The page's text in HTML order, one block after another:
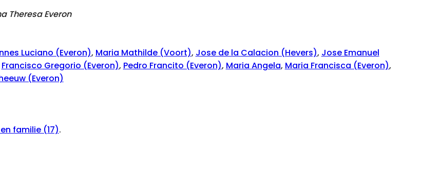
Theresa Everon
Luciano (Everon), Maria Mathilde (Voort), Jose de la Calacion (Hevers), Jose Emanuel
Francisco Gregorio (Everon), Pedro Francito (Everon), Maria Angela, Maria Francisca (Everon),
(Everon)
familie (17).